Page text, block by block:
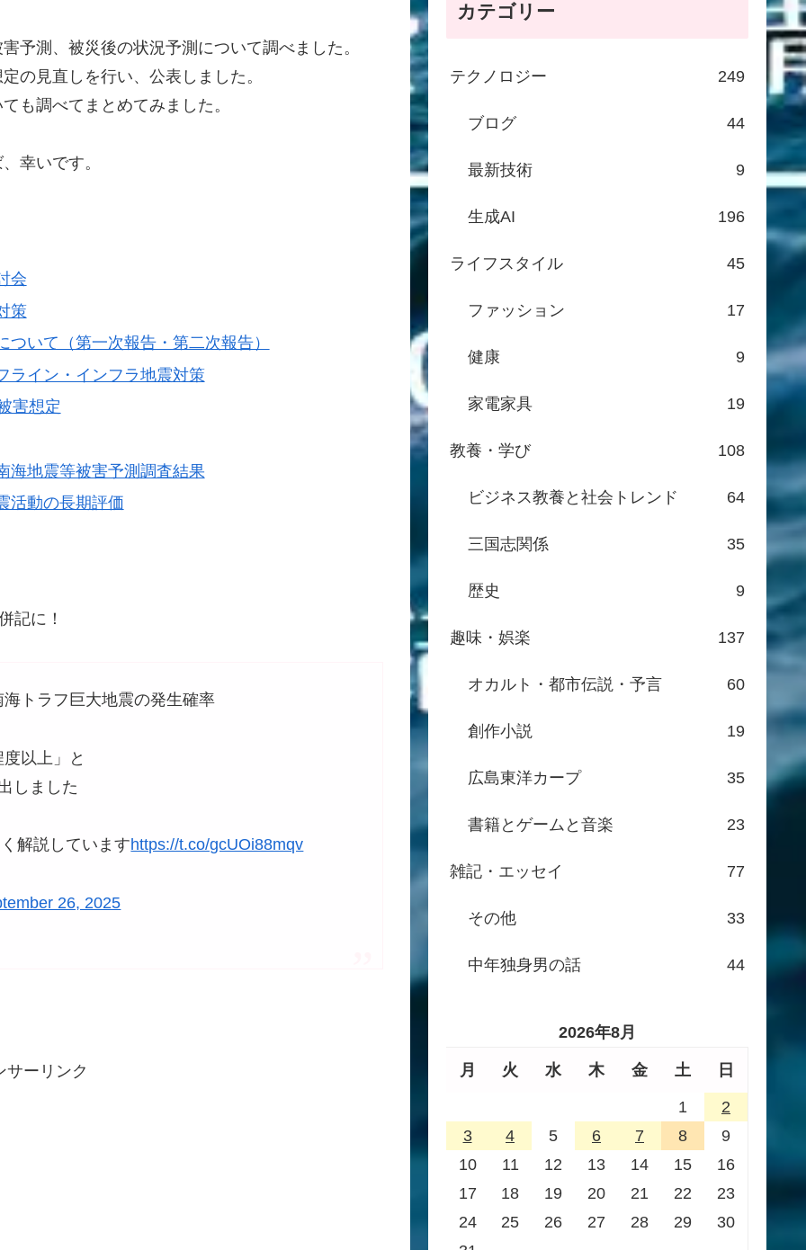
予測、被災後の状況予測について調べました。
の見直しを行い、公表しました。
も調べてまとめてみました。
幸いです。
会
策
いて（第一次報告・第二次報告）
ライン・インフラ地震対策
害想定
海地震等被害予測調査結果
活動の長期評価
記に！
トラフ巨大地震の発生確率
以上」と
しました
解説していますhttps://t.co/gcUOi88mqv
26, 2025
サーリンク
カテゴリー
テクノロジー 249
ブログ 44
最新技術 9
生成AI 196
ライフスタイル 45
ファッション 17
健康 9
家電家具 19
教養・学び 108
ビジネス教養と社会トレンド 64
三国志関係 35
歴史 9
趣味・娯楽 137
オカルト・都市伝説・予言 60
創作小説 19
広島東洋カープ 35
書籍とゲームと音楽 23
雑記・エッセイ 77
その他 33
中年独身男の話 44
2026年8月
月 火 水 木 金 土 日
1
2
3
4 5 6 7 8
9
10
11 12 13 14 15
16
17
18 19 20 21 22
23
24
25 26 27 28 29
30